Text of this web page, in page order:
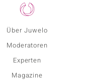
Über Juwelo
Moderatoren
Experten
Magazine